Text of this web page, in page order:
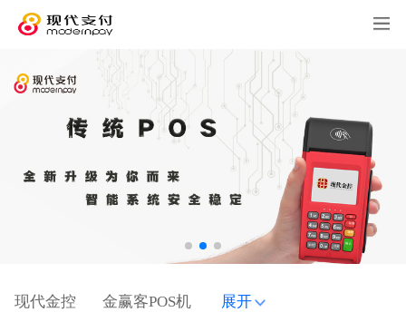
现代金控 金赢客POS机 展开